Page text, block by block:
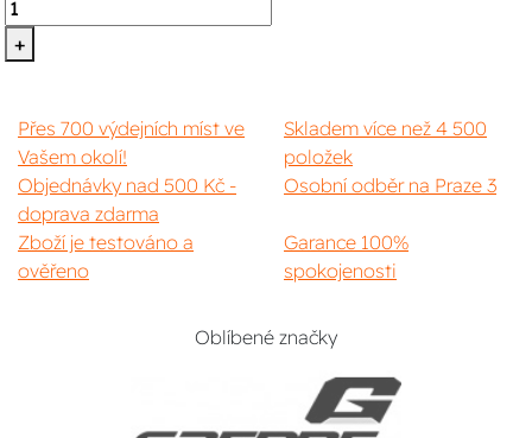
+
Přes 700 výdejních míst ve
Vašem okolí!
Skladem více než 4 500
položek
Objednávky nad 500 Kč -
doprava zdarma
Osobní odběr na Praze 3
Zboží je testováno a
ověřeno
Garance 100%
spokojenosti
Oblíbené značky